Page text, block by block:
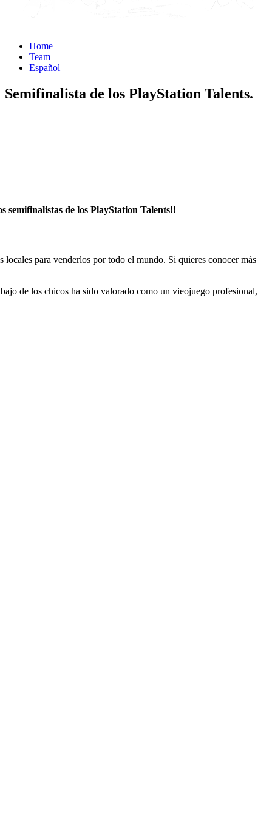
Home
Team
Español
Semifinalista de los PlayStation Talents.
semifinalistas de los PlayStation Talents!!
para venderlos por todo el mundo. Si quieres conocer más
de los chicos ha sido valorado como un vieojuego profesional,